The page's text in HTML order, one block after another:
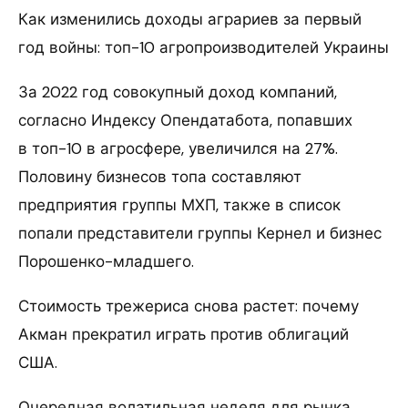
Как изменились доходы аграриев за первый
год войны: топ-10 агропроизводителей Украины
За 2022 год совокупный доход компаний,
согласно Индексу Опендатабота, попавших
в топ-10 в агросфере, увеличился на 27%.
Половину бизнесов топа составляют
предприятия группы МХП, также в список
попали представители группы Кернел и бизнес
Порошенко-младшего.
Стоимость трежериса снова растет: почему
Акман прекратил играть против облигаций
США.